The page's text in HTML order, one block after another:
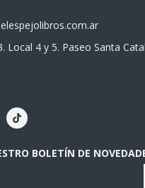
Local 4 y 5. Paseo Santa
BOLETÍN DE